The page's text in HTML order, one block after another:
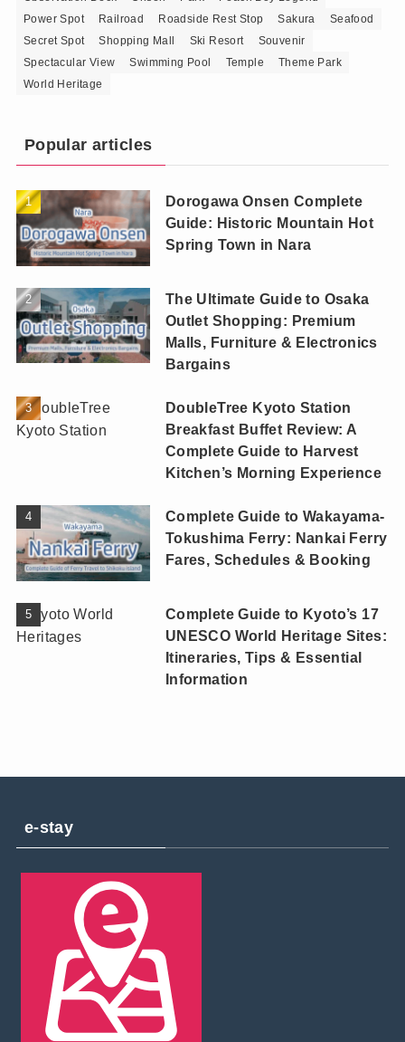
Power Spot
Railroad Roadside Rest Stop Sakura
Seafood
Secret Spot
Shopping Mall Ski Resort
Souvenir
Spectacular View
Swimming Pool Temple
Theme Park
World Heritage
Popular articles
Dorogawa Onsen Complete
Guide: Historic Mountain Hot
Spring Town in Nara
The Ultimate Guide to Osaka
Outlet Shopping: Premium
Malls, Furniture & Electronics
Bargains
DoubleTree Kyoto Station
Breakfast Buffet Review: A
Complete Guide to Harvest
Kitchen’s Morning Experience
Complete Guide to Wakayama-
Tokushima Ferry: Nankai Ferry
Fares, Schedules & Booking
Complete Guide to Kyoto’s 17
UNESCO World Heritage Sites:
Itineraries, Tips & Essential
Information
e-stay